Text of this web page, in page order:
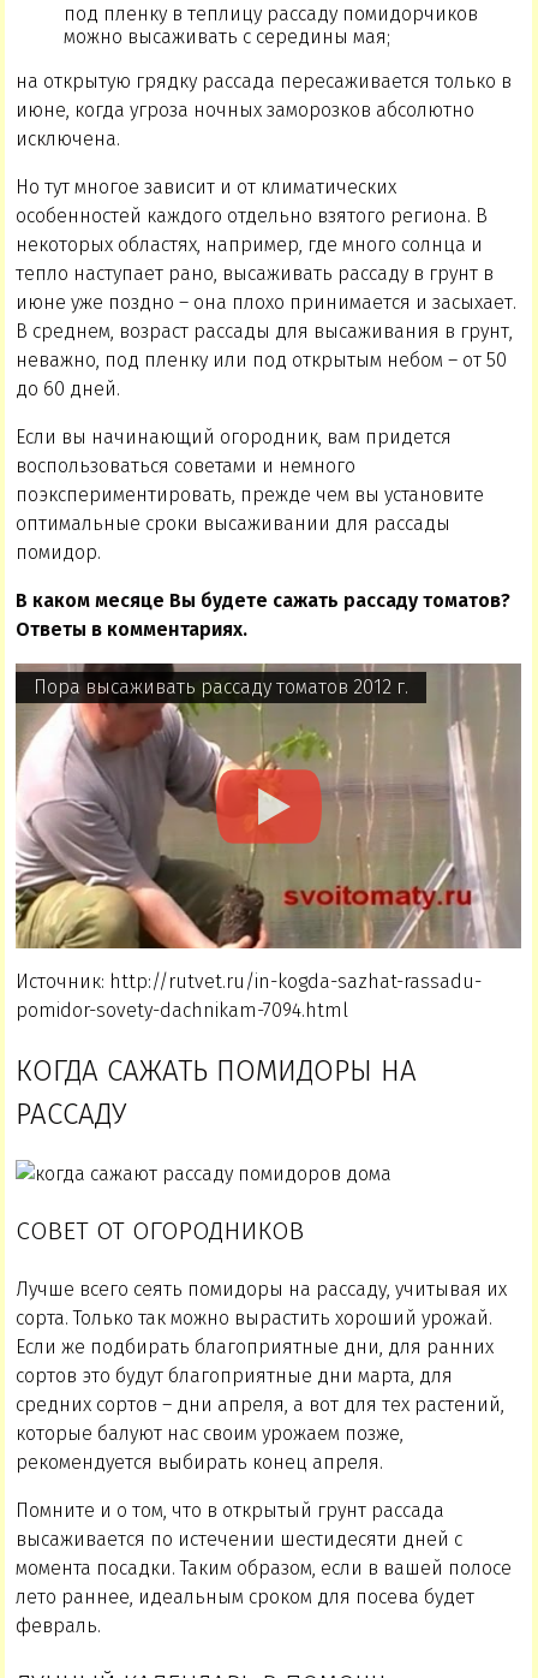
под пленку в теплицу рассаду помидорчиков
можно высаживать с середины мая;
на открытую грядку рассада пересаживается только в
июне, когда угроза ночных заморозков абсолютно
исключена.
Но тут многое зависит и от климатических
особенностей каждого отдельно взятого региона. В
некоторых областях, например, где много солнца и
тепло наступает рано, высаживать рассаду в грунт в
июне уже поздно – она плохо принимается и засыхает.
В среднем, возраст рассады для высаживания в грунт,
неважно, под пленку или под открытым небом – от 50
до 60 дней.
Если вы начинающий огородник, вам придется
воспользоваться советами и немного
поэкспериментировать, прежде чем вы установите
оптимальные сроки высаживании для рассады
помидор.
В каком месяце Вы будете сажать рассаду томатов?
Ответы в комментариях.
Пора высаживать рассаду томатов 2012 г.
Источник: http://rutvet.ru/in-kogda-sazhat-rassadu-
pomidor-sovety-dachnikam-7094.html
КОГДА САЖАТЬ ПОМИДОРЫ НА
РАССАДУ
СОВЕТ ОТ ОГОРОДНИКОВ
Лучше всего сеять помидоры на рассаду, учитывая их
сорта. Только так можно вырастить хороший урожай.
Если же подбирать благоприятные дни, для ранних
сортов это будут благоприятные дни марта, для
средних сортов – дни апреля, а вот для тех растений,
которые балуют нас своим урожаем позже,
рекомендуется выбирать конец апреля.
Помните и о том, что в открытый грунт рассада
высаживается по истечении шестидесяти дней с
момента посадки. Таким образом, если в вашей полосе
лето раннее, идеальным сроком для посева будет
февраль.